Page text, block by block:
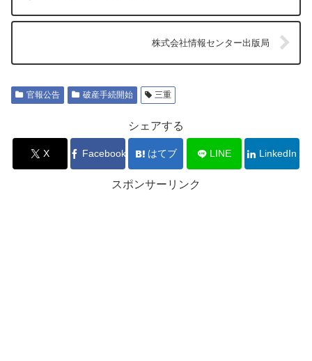
株式会社情報センター出版局
官報公告 破産手続開始 三重
シェアする
X Facebook はてブ LINE LinkedIn
スポンサーリンク